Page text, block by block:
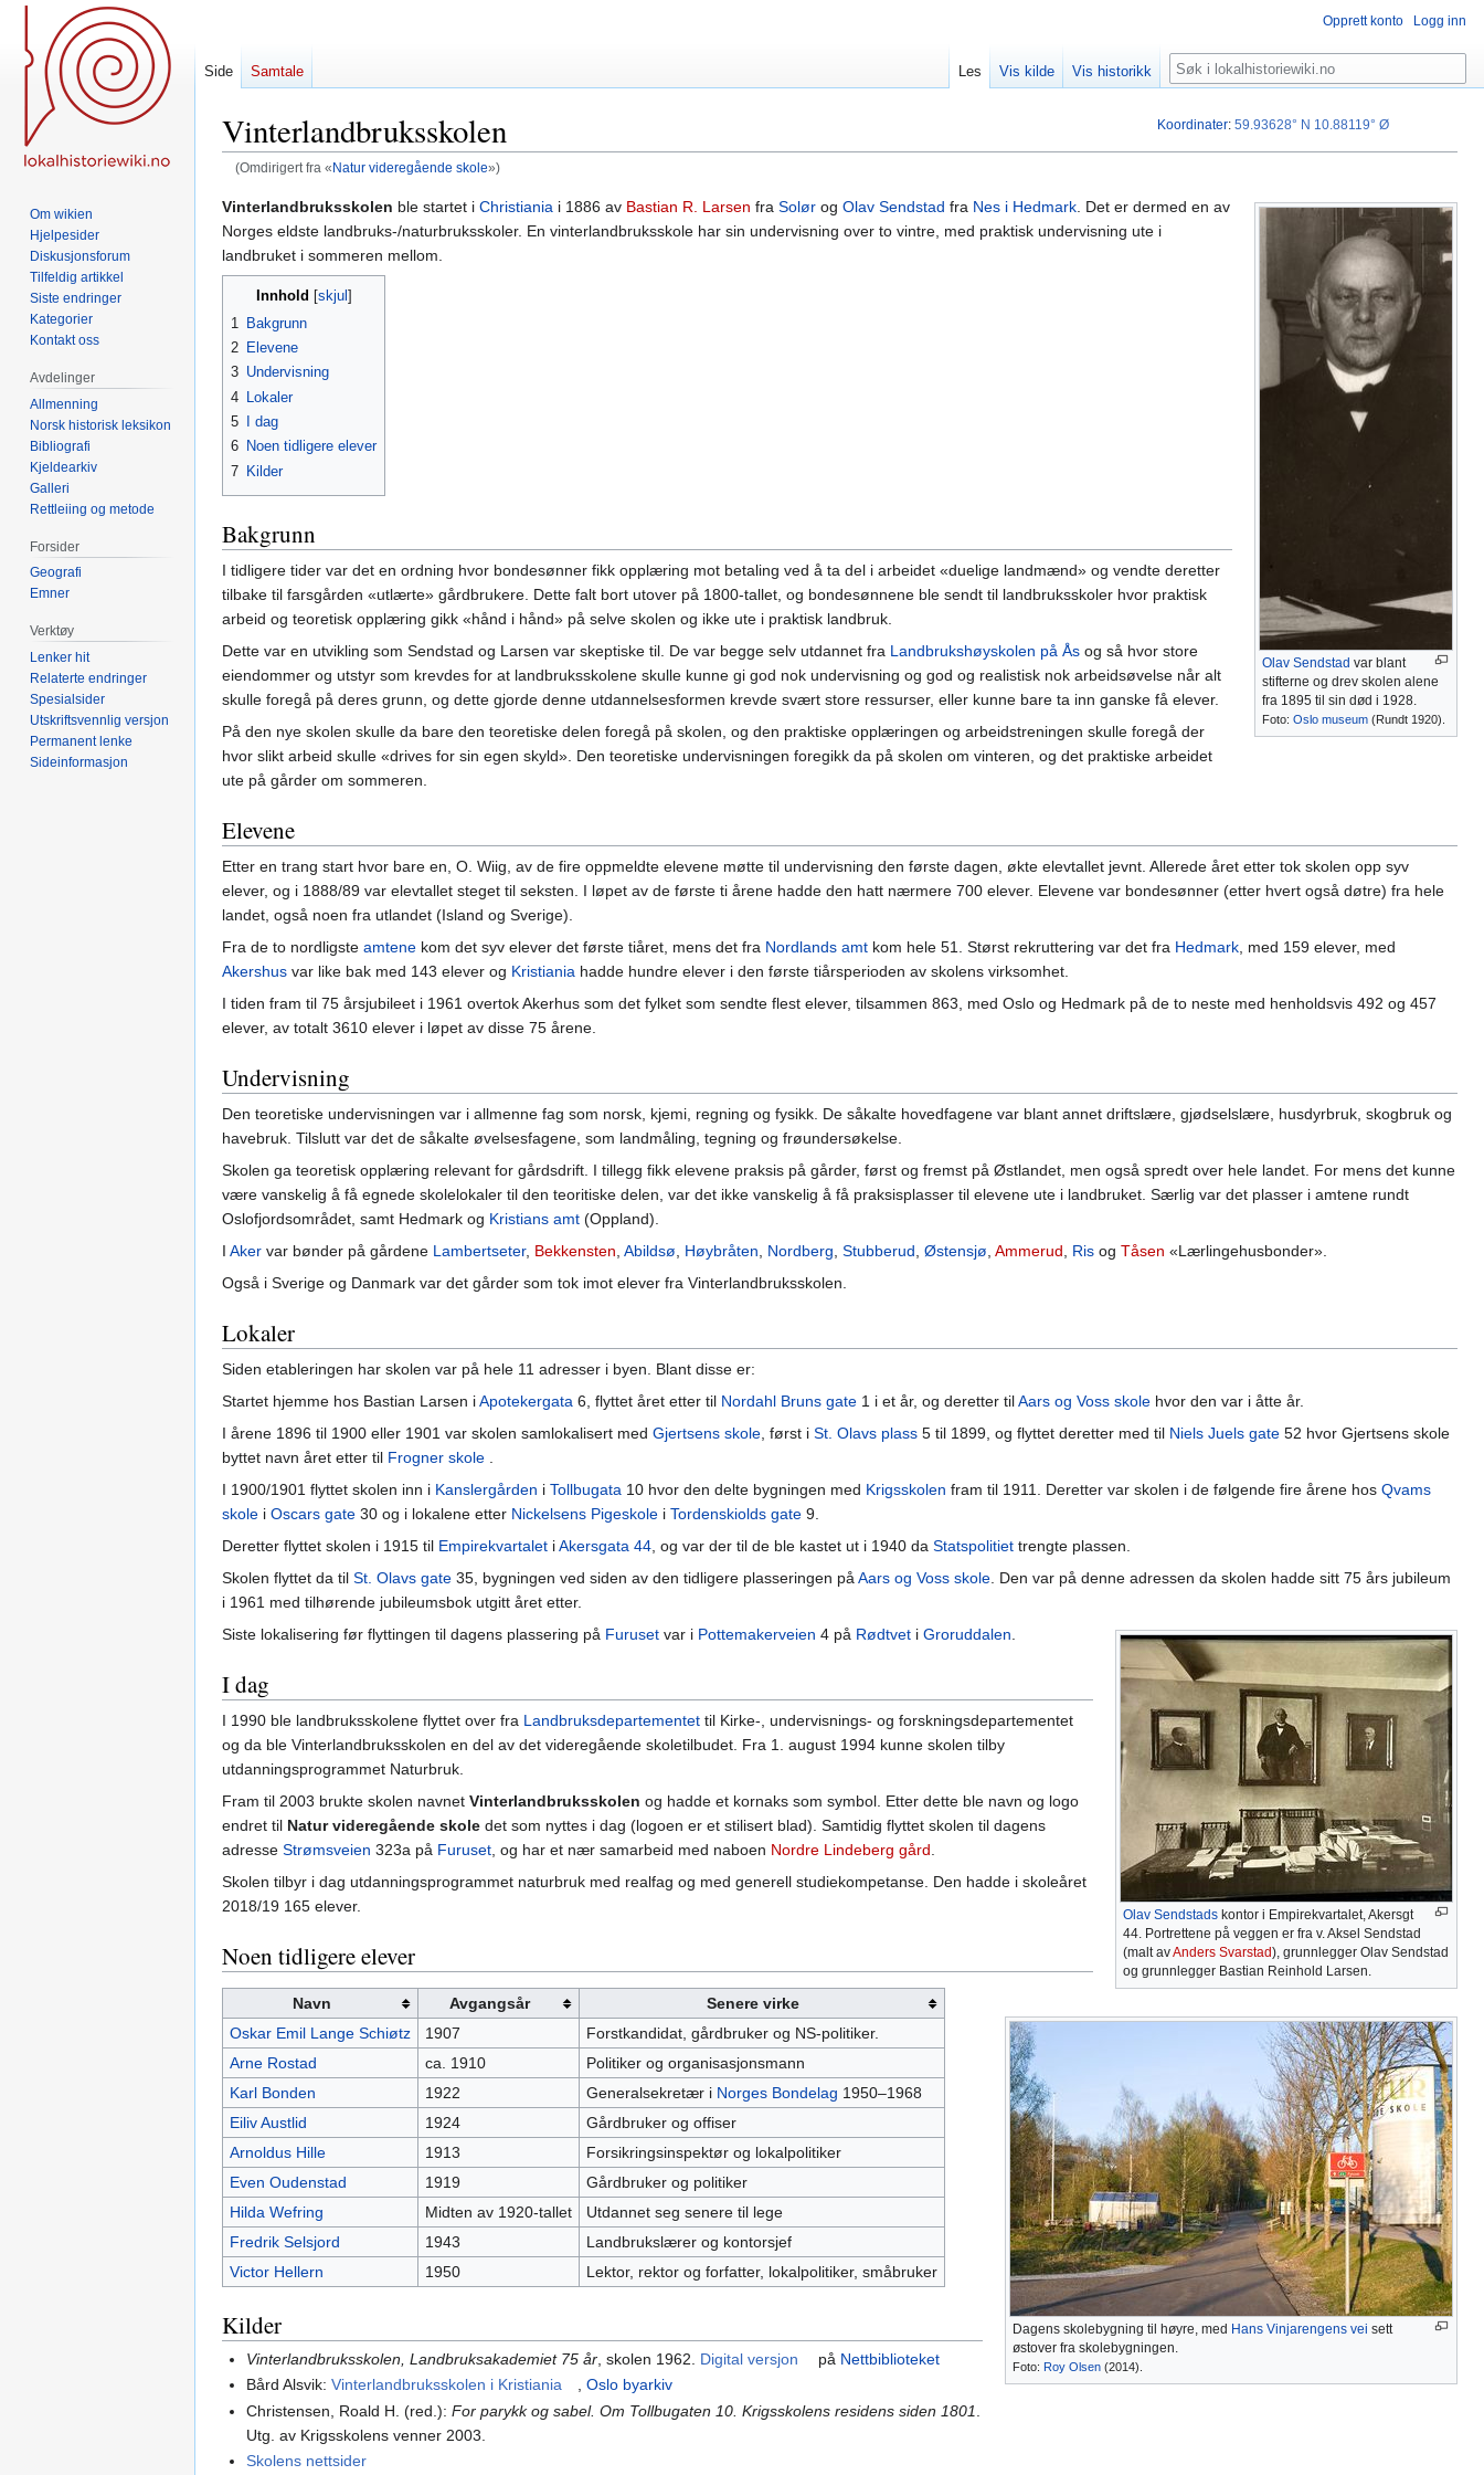
Vinterlandbruksskolen
(Omdirigert fra « Natur videregående skole»)
Hopp
til
navigering
Hopp
til
søk
Olav Sendstad var blant
stifterne og drev skolen alene
fra 1895 til sin død i 1928.
Foto: Oslo museum (Rundt 1920).
Vinterlandbruksskolen ble startet i Christiania i 1886 av Bastian R. Larsen fra Solør og Olav Sendstad fra Nes i Hedmark . Det er dermed en av
Norges eldste landbruks-/naturbruksskoler. En vinterlandbruksskole har sin undervisning over to vintre, med praktisk undervisning ute i
landbruket i sommeren mellom.
Innhold
1
Bakgrunn
2 Elevene
3 Undervisning
4 Lokaler
5
I dag
6 Noen tidligere elever
7 Kilder
Bakgrunn
I tidligere tider var det en ordning hvor bondesønner fikk opplæring mot betaling ved å ta del i arbeidet «duelige landmænd» og vendte deretter
tilbake til farsgården «utlærte» gårdbrukere. Dette falt bort utover på 1800-tallet, og bondesønnene ble sendt til landbruksskoler hvor praktisk
arbeid og teoretisk opplæring gikk «hånd i hånd» på selve skolen og ikke ute i praktisk landbruk.
Dette var en utvikling som Sendstad og Larsen var skeptiske til. De var begge selv utdannet fra Landbrukshøyskolen på Ås og så hvor store
eiendommer og utstyr som krevdes for at landbruksskolene skulle kunne gi god nok undervisning og god og realistisk nok arbeidsøvelse når alt
skulle foregå på deres grunn, og dette gjorde denne utdannelsesformen krevde svært store ressurser, eller kunne bare ta inn ganske få elever.
På den nye skolen skulle da bare den teoretiske delen foregå på skolen, og den praktiske opplæringen og arbeidstreningen skulle foregå der
hvor slikt arbeid skulle «drives for sin egen skyld». Den teoretiske undervisningen foregikk da på skolen om vinteren, og det praktiske arbeidet
ute på gårder om sommeren.
Elevene
Etter en trang start hvor bare en, O. Wiig, av de fire oppmeldte elevene møtte til undervisning den første dagen, økte elevtallet jevnt. Allerede året etter tok skolen opp syv
elever, og i 1888/89 var elevtallet steget til seksten. I løpet av de første ti årene hadde den hatt nærmere 700 elever. Elevene var bondesønner (etter hvert også døtre) fra hele
landet, også noen fra utlandet (Island og Sverige).
Fra de to nordligste amtene kom det syv elever det første tiåret, mens det fra Nordlands amt kom hele 51. Størst rekruttering var det fra Hedmark , med 159 elever, med
Akershus var like bak med 143 elever og Kristiania hadde hundre elever i den første tiårsperioden av skolens virksomhet.
I tiden fram til 75 årsjubileet i 1961 overtok Akerhus som det fylket som sendte flest elever, tilsammen 863, med Oslo og Hedmark på de to neste med henholdsvis 492 og 457
elever, av totalt 3610 elever i løpet av disse 75 årene.
Undervisning
Den teoretiske undervisningen var i allmenne fag som norsk, kjemi, regning og fysikk. De såkalte hovedfagene var blant annet driftslære, gjødselslære, husdyrbruk, skogbruk og
havebruk. Tilslutt var det de såkalte øvelsesfagene, som landmåling, tegning og frøundersøkelse.
Skolen ga teoretisk opplæring relevant for gårdsdrift. I tillegg fikk elevene praksis på gårder, først og fremst på Østlandet, men også spredt over hele landet. For mens det kunne
være vanskelig å få egnede skolelokaler til den teoritiske delen, var det ikke vanskelig å få praksisplasser til elevene ute i landbruket. Særlig var det plasser i amtene rundt
Oslofjordsområdet, samt Hedmark og Kristians amt (Oppland).
I Aker var bønder på gårdene Lambertseter, Bekkensten Abildsø Høybråten Nordberg Stubberud Østensjø Ammerud Ris og Tåsen «Lærlingehusbonder».
Også i Sverige og Danmark var det gårder som tok imot elever fra Vinterlandbruksskolen.
Lokaler
Siden etableringen har skolen var på hele 11 adresser i byen. Blant disse er:
Startet hjemme hos Bastian Larsen iApotekergata 6, flyttet året etter til Nordahl Bruns gate 1 i et år, og deretter tilAars og Voss skole hvor den var i åtte år.
I årene 1896 til 1900 eller 1901 var skolen samlokalisert med Gjertsens skole , først i St. Olavs plass 5 til 1899, og flyttet deretter med til Niels Juels gate 52 hvor Gjertsens skole
byttet navn året etter til Frogner skole
I 1900/1901 flyttet skolen inn i Kanslergården i Tollbugata 10 hvor den delte bygningen med Krigsskolen fram til 1911. Deretter var skolen i de følgende fire årene hos Qvams
skole i Oscars gate 30 og i lokalene etter Nickelsens Pigeskole i Tordenskiolds gate 9.
Deretter flyttet skolen i 1915 til Empirekvartalet iAkersgata 44 , og var der til de ble kastet ut i 1940 da Statspolitiet trengte plassen.
Skolen flyttet da til St. Olavs gate 35, bygningen ved siden av den tidligere plasseringen på Aars og Voss skole . Den var på denne adressen da skolen hadde sitt 75 års jubileum
i 1961 med tilhørende jubileumsbok utgitt året etter.
Olav Sendstads kontor i Empirekvartalet, Akersgt
44. Portrettene på veggen er fra v. Aksel Sendstad
(malt avAnders Svarstad), grunnlegger Olav Sendstad
og grunnlegger Bastian Reinhold Larsen.
Siste lokalisering før flyttingen til dagens plassering på Furuset var i Pottemakerveien 4 på Rødtvet i Groruddalen
I dag
Dagens skolebygning til høyre, med Hans Vinjarengens vei sett
østover fra skolebygningen.
Foto: Roy Olsen (2014).
I 1990 ble landbruksskolene flyttet over fra Landbruksdepartementet til Kirke-, undervisnings- og forskningsdepartementet
og da ble Vinterlandbruksskolen en del av det videregående skoletilbudet. Fra 1. august 1994 kunne skolen tilby
utdanningsprogrammet Naturbruk.
Fram til 2003 brukte skolen navnet Vinterlandbruksskolen og hadde et kornaks som symbol. Etter dette ble navn og logo
endret til Natur videregående skole det som nyttes i dag (logoen er et stilisert blad). Samtidig flyttet skolen til dagens
adresse Strømsveien 323a på Furuset , og har et nær samarbeid med naboen Nordre Lindeberg gård
Skolen tilbyr i dag utdanningsprogrammet naturbruk med realfag og med generell studiekompetanse. Den hadde i skoleåret
2018/19 165 elever.
Noen tidligere elever
Navn Avgangsår
Senere virke
Oskar Emil Lange Schiøtz
1907
Forstkandidat, gårdbruker og NS-politiker.
Arne Rostad
ca. 1910
Politiker og organisasjonsmann
Karl Bonden
1922 Generalsekretær i Norges Bondelag 1950–1968
Eiliv Austlid
1924
Gårdbruker og offiser
Arnoldus Hille
1913
Forsikringsinspektør og lokalpolitiker
Even Oudenstad
1919
Gårdbruker og politiker
Hilda Wefring
Midten av 1920-tallet
Utdannet seg senere til lege
Fredrik Selsjord
1943
Landbrukslærer og kontorsjef
Victor Hellern
1950 Lektor, rektor og forfatter, lokalpolitiker, småbruker
Kilder
Vinterlandbruksskolen, Landbruksakademiet 75 år , skolen 1962. Digital versjon på Nettbiblioteket
Bård Alsvik:Vinterlandbruksskolen i Kristiania ,Oslo byarkiv
Christensen, Roald H. (red.):For parykk og sabel. Om Tollbugaten 10. Krigsskolens residens siden 1801
Utg. av Krigsskolens venner 2003.
Skolens nettsider
Koordinater:59.93628° N 10.88119° Ø
Opprett konto Logg inn
Side Samtale Les Vis kilde Vis historikk Søk
Om wikien
Hjelpesider
Diskusjonsforum
Tilfeldig artikkel
Siste endringer
Kategorier
Kontakt oss
Avdelinger
Allmenning
Norsk historisk leksikon
Bibliografi
Kjeldearkiv
Galleri
Rettleiing og metode
Forsider
Geografi
Emner
Verktøy
Lenker hit
Relaterte endringer
Spesialsider
Utskriftsvennlig versjon
Permanent lenke
Sideinformasjon